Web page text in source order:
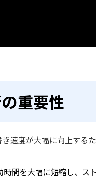
重要性
速度が大幅に向上する
間を大幅に短縮し、ス